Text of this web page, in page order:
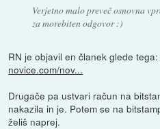
Verjetno malo preveč osnovna
za morebiten odgovor :)
RN je objavil en članek glede tega:
novice.com/nov...
Drugače pa ustvari račun na
nakazila in je. Potem se na
želiš naprej.